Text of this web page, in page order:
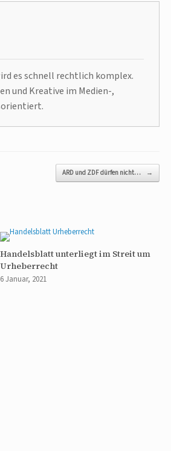
es schnell rechtlich komplex.
und Kreative im Medien-,
ARD und ZDF dürfen nicht… →
Handelsblatt unterliegt im Streit um
Urheberrecht
6 Januar, 2021